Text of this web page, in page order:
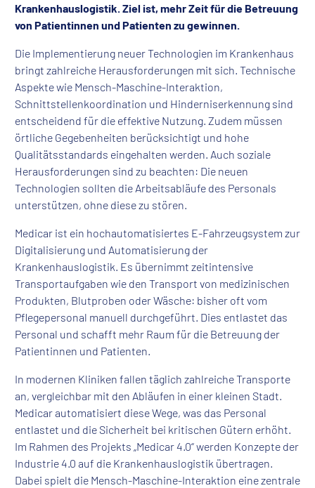
Krankenhauslogistik. Ziel ist, mehr Zeit für die Betreuung
von Patientinnen und Patienten zu gewinnen.
Die Implementierung neuer Technologien im Krankenhaus
bringt zahlreiche Herausforderungen mit sich. Technische
Aspekte wie Mensch-Maschine-Interaktion,
Schnittstellenkoordination und Hinderniserkennung sind
entscheidend für die effektive Nutzung. Zudem müssen
örtliche Gegebenheiten berücksichtigt und hohe
Qualitätsstandards eingehalten werden. Auch soziale
Herausforderungen sind zu beachten: Die neuen
Technologien sollten die Arbeitsabläufe des Personals
unterstützen, ohne diese zu stören.
Medicar ist ein hochautomatisiertes E-Fahrzeugsystem zur
Digitalisierung und Automatisierung der
Krankenhauslogistik. Es übernimmt zeitintensive
Transportaufgaben wie den Transport von medizinischen
Produkten, Blutproben oder Wäsche: bisher oft vom
Pflegepersonal manuell durchgeführt. Dies entlastet das
Personal und schafft mehr Raum für die Betreuung der
Patientinnen und Patienten.
In modernen Kliniken fallen täglich zahlreiche Transporte
an, vergleichbar mit den Abläufen in einer kleinen Stadt.
Medicar automatisiert diese Wege, was das Personal
entlastet und die Sicherheit bei kritischen Gütern erhöht.
Im Rahmen des Projekts „Medicar 4.0“ werden Konzepte der
Industrie 4.0 auf die Krankenhauslogistik übertragen.
Dabei spielt die Mensch-Maschine-Interaktion eine zentrale